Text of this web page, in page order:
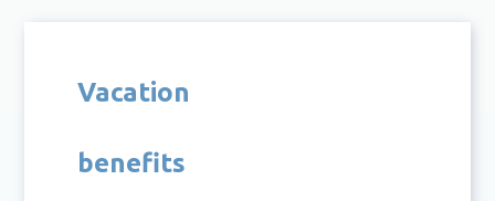
Vacation
benefits